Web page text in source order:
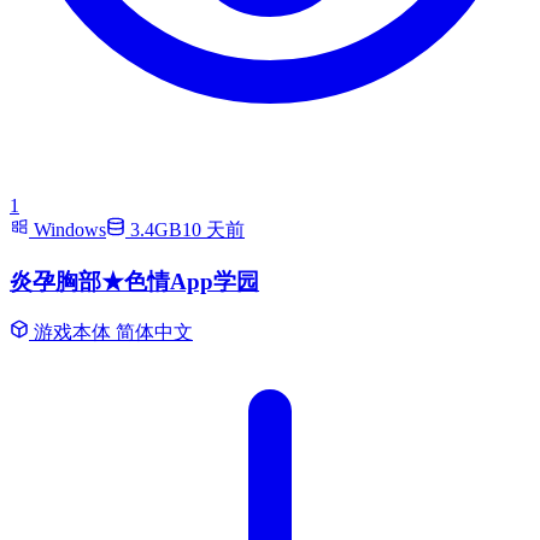
1
Windows
3.4GB10 天前
炎孕胸部★色情App学园
游戏本体 简体中文